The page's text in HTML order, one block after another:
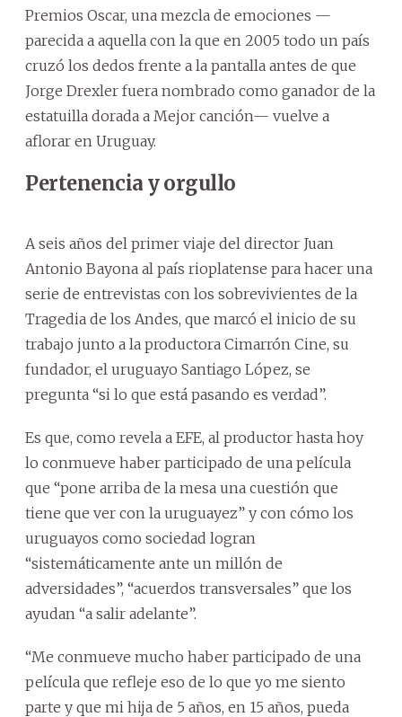
Premios Oscar, una mezcla de emociones —
parecida a aquella con la que en 2005 todo un país
cruzó los dedos frente a la pantalla antes de que
Jorge Drexler fuera nombrado como ganador de la
estatuilla dorada a Mejor canción— vuelve a
aflorar en Uruguay.
Pertenencia y orgullo
A seis años del primer viaje del director Juan
Antonio Bayona al país rioplatense para hacer una
serie de entrevistas con los sobrevivientes de la
Tragedia de los Andes, que marcó el inicio de su
trabajo junto a la productora Cimarrón Cine, su
fundador, el uruguayo Santiago López, se
pregunta “si lo que está pasando es verdad”.
Es que, como revela a EFE, al productor hasta hoy
lo conmueve haber participado de una película
que “pone arriba de la mesa una cuestión que
tiene que ver con la uruguayez” y con cómo los
uruguayos como sociedad logran
“sistemáticamente ante un millón de
adversidades”, “acuerdos transversales” que los
ayudan “a salir adelante”.
“Me conmueve mucho haber participado de una
película que refleje eso de lo que yo me siento
parte y que mi hija de 5 años, en 15 años, pueda